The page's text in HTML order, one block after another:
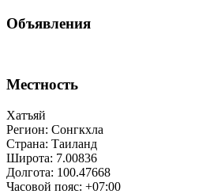
Объявления
Местность
Хатъяй
Регион: Сонгкхла
Страна: Таиланд
Широта: 7.00836
Долгота: 100.47668
Часовой пояс: +07:00